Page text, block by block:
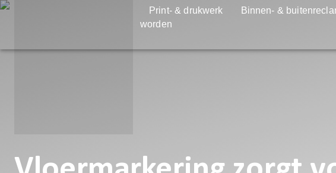
Print- & drukwerk Binnen- &
worden